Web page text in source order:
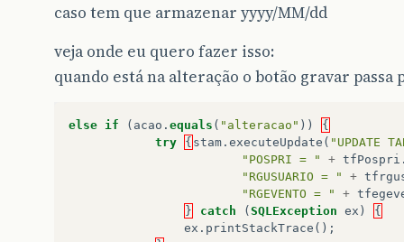
caso tem que armazenar yyyy/MM/dd
veja onde eu quero fazer isso:
quando está na alteração o botão gravar passa
else if ( acao . equals ( "alteracao" ))
{
try
{ stam . executeUpdate ( "UPDATE
"POSPRI = "
+ tfPospri
"RGUSUARIO = "
+
"RGEVENTO = "
+
}
catch ( SQLException ex )
{
ex . printStackTrace ();